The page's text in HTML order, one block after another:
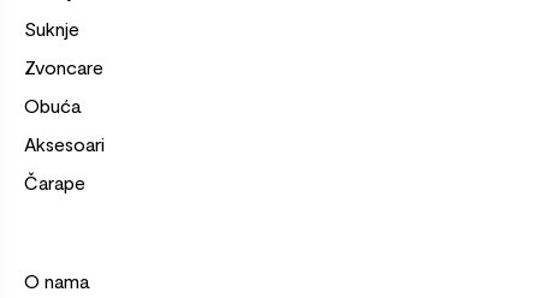
Suknje
Zvoncare
Obuća
Aksesoari
Čarape
O nama